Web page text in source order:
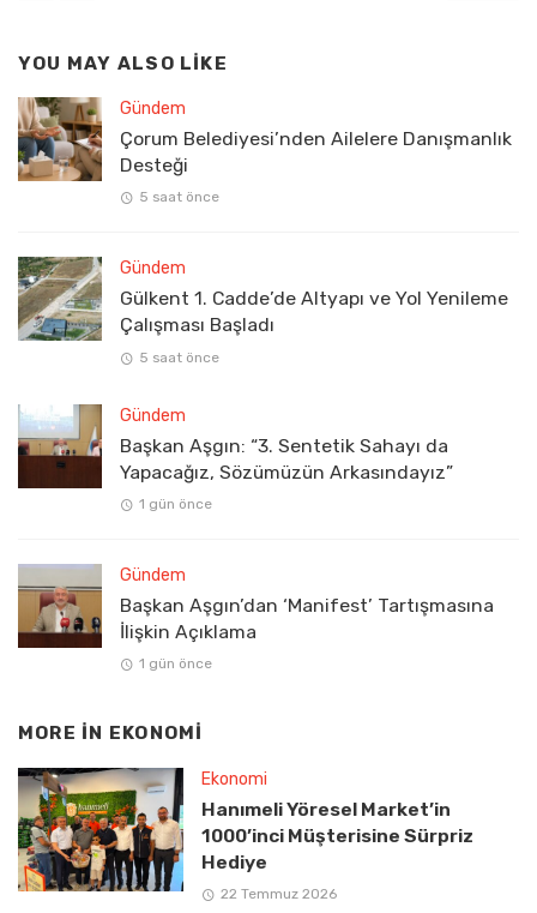
YOU MAY ALSO LIKE
Gündem
Çorum Belediyesi’nden Ailelere Danışmanlık
Desteği
5 saat önce
Gündem
Gülkent 1. Cadde’de Altyapı ve Yol Yenileme
Çalışması Başladı
5 saat önce
Gündem
Başkan Aşgın: “3. Sentetik Sahayı da
Yapacağız, Sözümüzün Arkasındayız”
1 gün önce
Gündem
Başkan Aşgın’dan ‘Manifest’ Tartışmasına
İlişkin Açıklama
1 gün önce
MORE IN EKONOMI
Ekonomi
Hanımeli Yöresel Market’in
1000’inci Müşterisine Sürpriz
Hediye
22 Temmuz 2026